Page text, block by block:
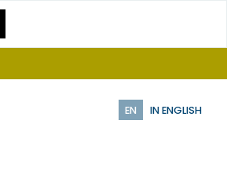
EN IN ENGLISH